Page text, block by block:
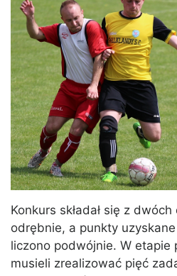
Konkurs składał się z
odrębnie, a punkty
liczono podwójnie. W etapie
musieli zrealizować pięć